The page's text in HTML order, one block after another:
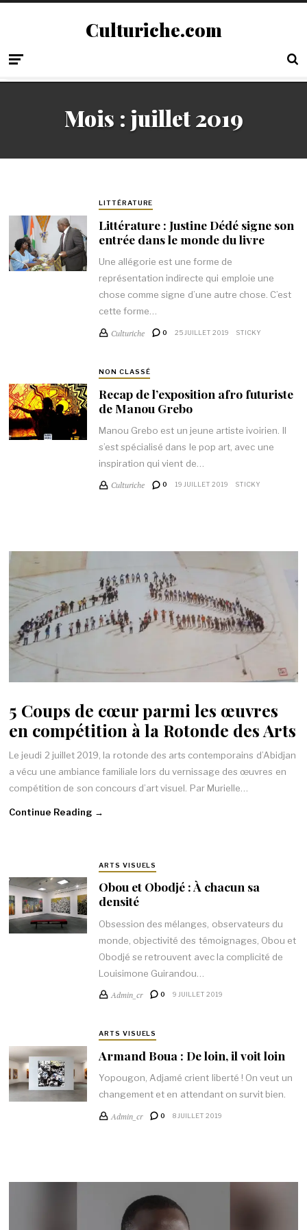
Culturiche.com
Mois : juillet 2019
LITTÉRATURE
Littérature : Justine Dédé signe son
entrée dans le monde du livre
Une allégorie est une forme de
représentation indirecte qui emploie une
chose comme signe d’une autre chose. C’est
cette forme…
Culturiche 0 25 JUILLET 2019 STICKY
NON CLASSÉ
Recap de l’exposition afro futuriste
de Manou Grebo
Manou Grebo est un jeune artiste ivoirien. Il
s’est spécialisé dans le pop art, avec une
inspiration qui vient de…
Culturiche 0 19 JUILLET 2019 STICKY
5 Coups de cœur parmi les œuvres
en compétition à la Rotonde des Arts
Le jeudi 2 juillet 2019, la rotonde des arts contemporains d’Abidjan
a vécu une ambiance familiale lors du vernissage des œuvres en
compétition de son concours d’art visuel. Par Murielle…
Continue Reading →
ARTS VISUELS
Obou et Obodjé : À chacun sa
densité
Obsession des mélanges, observateurs du
monde, objectivité des témoignages, Obou et
Obodjé se retrouvent avec la complicité de
Louisimone Guirandou…
Admin_cr 0 9 JUILLET 2019
ARTS VISUELS
Armand Boua : De loin, il voit loin
Yopougon, Adjamé crient liberté ! On veut un
changement et en attendant on survit bien.
Admin_cr 0 8 JUILLET 2019